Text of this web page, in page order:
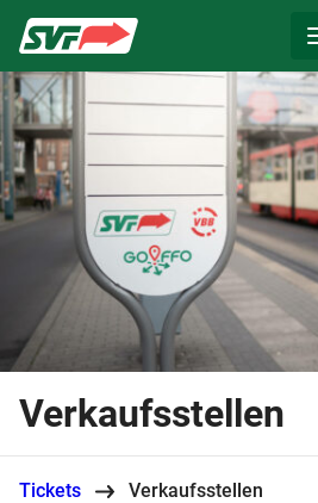
Zur Startseite
Verkaufsstellen
Tickets Verkaufsstellen